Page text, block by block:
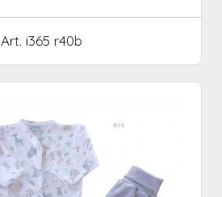
Art. i365 r40b